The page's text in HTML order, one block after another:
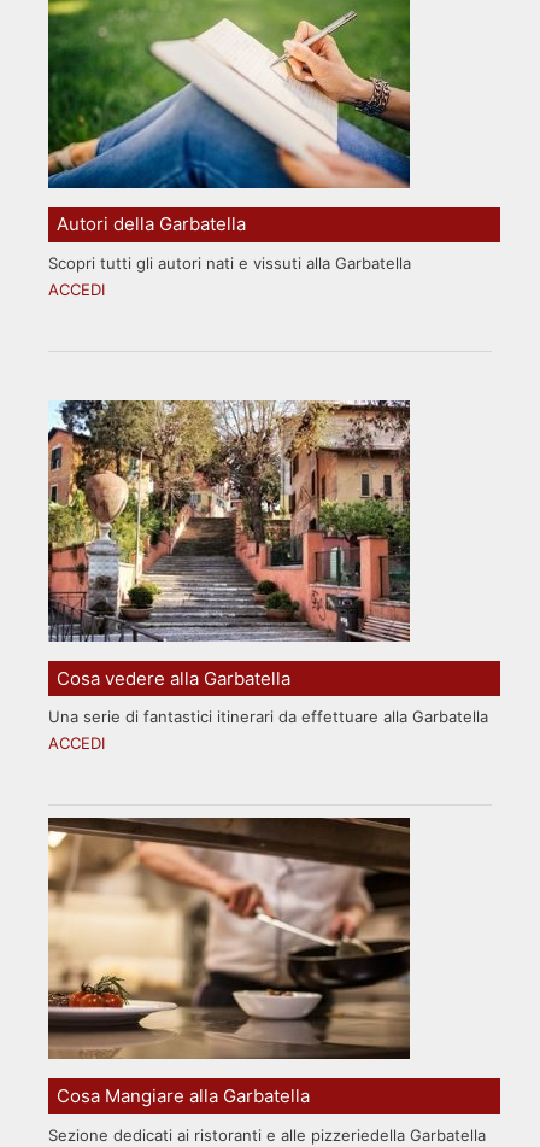
Autori della Garbatella
Scopri tutti gli autori nati e vissuti alla Garbatella
ACCEDI
Cosa vedere alla Garbatella
Una serie di fantastici itinerari da effettuare alla Garbatella
ACCEDI
Cosa Mangiare alla Garbatella
Sezione dedicati ai ristoranti e alle pizzeriedella Garbatella